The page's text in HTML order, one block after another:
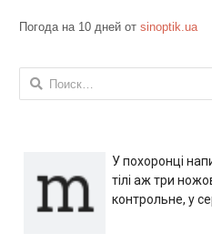
Погода на 10 дней от sinoptik.ua
Найти:
У похоронці
тілі аж три
контрольне, у